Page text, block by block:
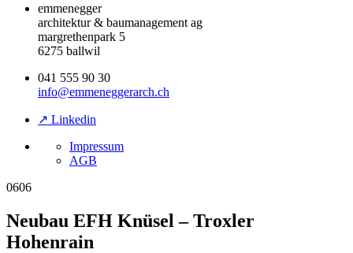
emmenegger
architektur & baumanagement ag
margrethenpark 5
6275 ballwil
041 555 90 30
info@emmeneggerarch.ch
↗ Linkedin
Impressum
AGB
0606
Neubau EFH Knüsel – Troxler
Hohenrain